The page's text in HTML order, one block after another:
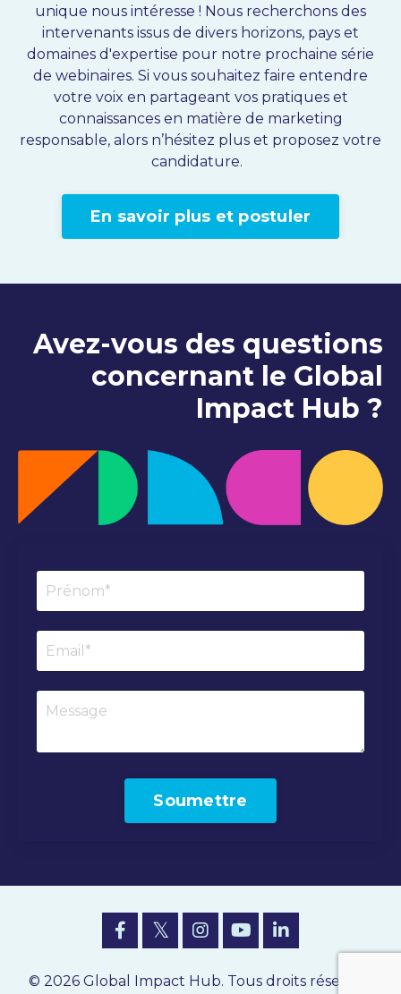
unique nous intéresse ! Nous recherchons des
intervenants issus de divers horizons, pays et
domaines d'expertise pour notre prochaine série
de webinaires. Si vous souhaitez faire entendre
votre voix en partageant vos pratiques et
connaissances en matière de marketing
responsable, alors n’hésitez plus et proposez votre
candidature.
En savoir plus et postuler
Avez-vous des questions
concernant le Global
Impact Hub ?
Soumettre
© 2026 Global Impact Hub. Tous droits réservés.